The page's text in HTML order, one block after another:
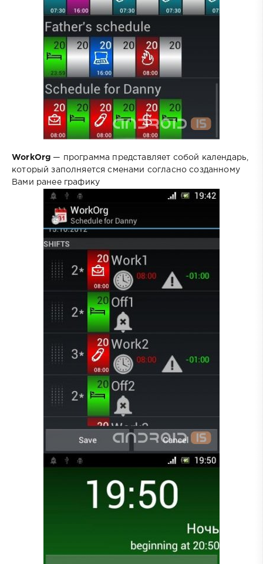
WorkOrg — программа представляет собой календарь,
который заполняется сменами согласно созданному
Вами ранее графику